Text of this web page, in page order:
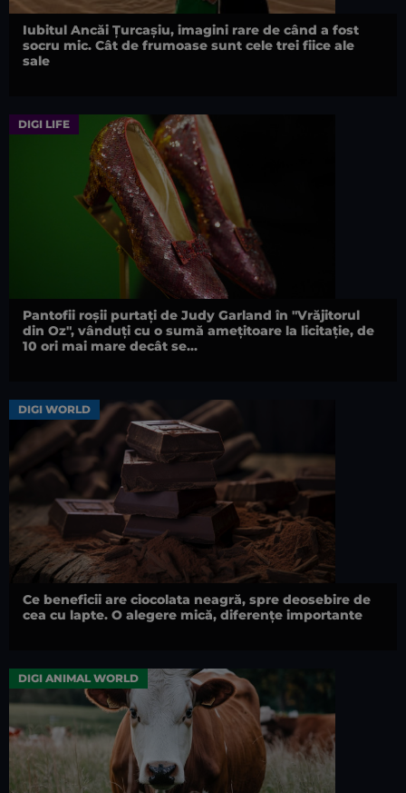
Iubitul Ancăi Țurcașiu, imagini rare de când a fost
socru mic. Cât de frumoase sunt cele trei fiice ale
sale
DIGI LIFE
Pantofii roșii purtați de Judy Garland în "Vrăjitorul
din Oz", vânduți cu o sumă amețitoare la licitație, de
10 ori mai mare decât se...
DIGI WORLD
Ce beneficii are ciocolata neagră, spre deosebire de
cea cu lapte. O alegere mică, diferențe importante
DIGI ANIMAL WORLD